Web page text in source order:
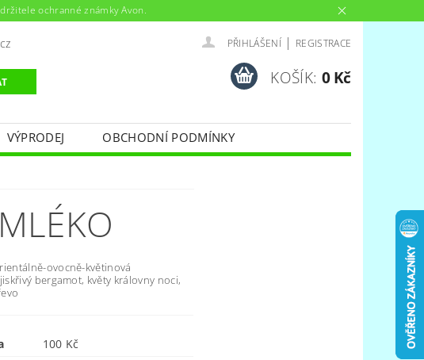
ochranné známky Avon.
PŘIHLÁŠENÍ | REGISTRACE
KOŠÍK: 0 Kč
VÝPRODEJ
OBCHODNÍ PODMÍNKY
ovocně-květinová
bergamot, květy královny noci,
100 Kč